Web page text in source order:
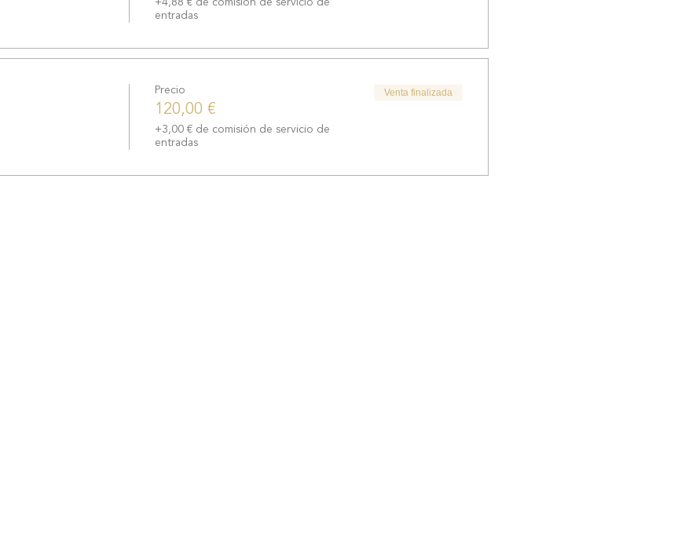
+4,88 € de comisión de servicio de
entradas
Precio
120,00 €
+3,00 € de comisión de servicio de
entradas
Venta finalizada